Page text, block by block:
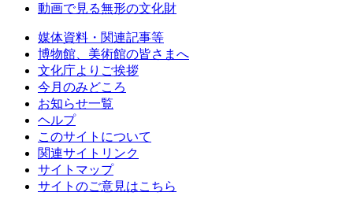
動画で見る無形の文化財
媒体資料・関連記事等
博物館、美術館の皆さまへ
文化庁よりご挨拶
今月のみどころ
お知らせ一覧
ヘルプ
このサイトについて
関連サイトリンク
サイトマップ
サイトのご意見はこちら